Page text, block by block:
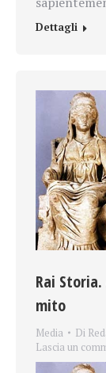
Dettagli
Rai
mito
Media Di
Lascia un